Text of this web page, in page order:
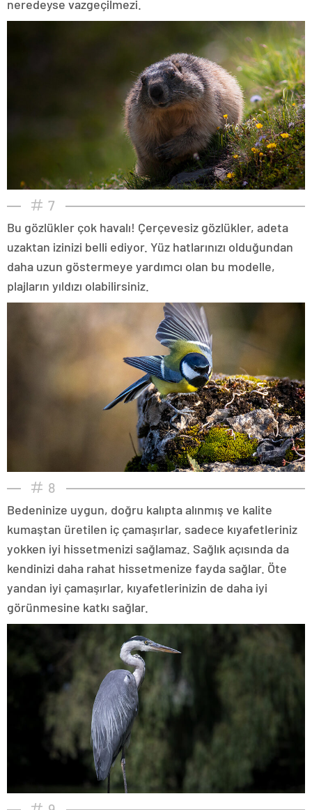
neredeyse vazgeçilmezi.
7
Bu gözlükler çok havalı! Çerçevesiz gözlükler, adeta
uzaktan izinizi belli ediyor. Yüz hatlarınızı olduğundan
daha uzun göstermeye yardımcı olan bu modelle,
plajların yıldızı olabilirsiniz.
8
Bedeninize uygun, doğru kalıpta alınmış ve kalite
kumaştan üretilen iç çamaşırlar, sadece kıyafetleriniz
yokken iyi hissetmenizi sağlamaz. Sağlık açısında da
kendinizi daha rahat hissetmenize fayda sağlar. Öte
yandan iyi çamaşırlar, kıyafetlerinizin de daha iyi
görünmesine katkı sağlar.